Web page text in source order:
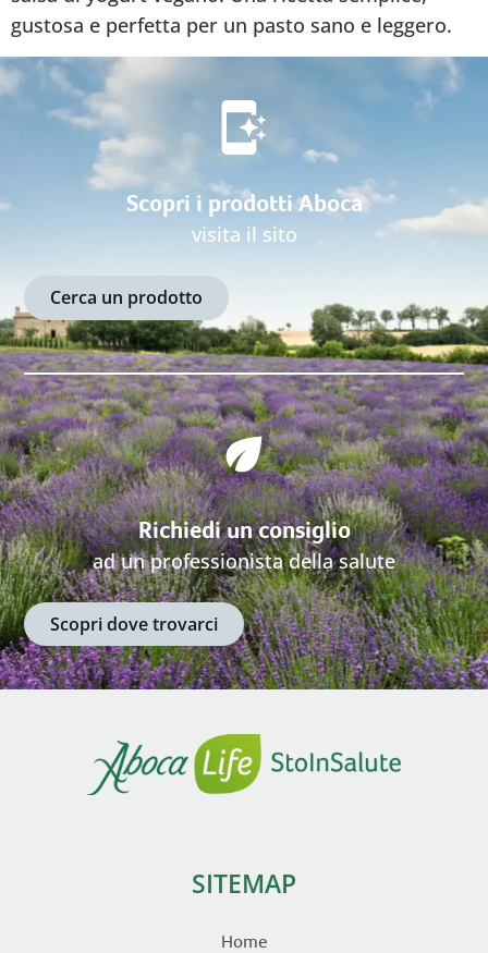
gustosa e perfetta per un pasto sano e leggero.
Scopri i prodotti Aboca
visita il sito
Cerca un prodotto
Richiedi un consiglio
ad un professionista della salute
Scopri dove trovarci
SITEMAP
Home